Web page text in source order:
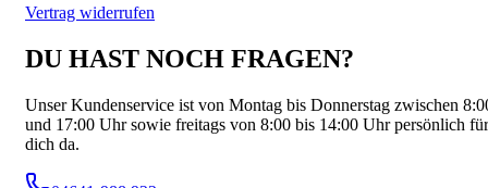
Vertrag widerrufen
DU HAST NOCH FRAGEN?
Unser Kundenservice ist von Montag bis Donnerstag zwischen
und 17:00 Uhr sowie freitags von 8:00 bis 14:00 Uhr persönlich für
dich da.